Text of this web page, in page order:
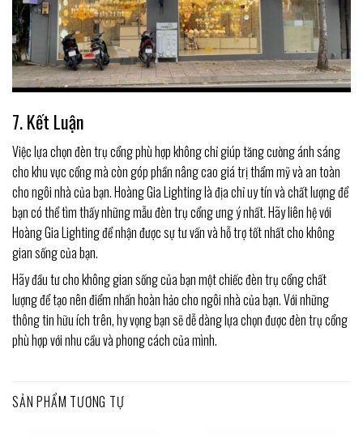
7. Kết Luận
Việc lựa chọn đèn trụ cổng phù hợp không chỉ giúp tăng cường ánh sáng
cho khu vực cổng mà còn góp phần nâng cao giá trị thẩm mỹ và an toàn
cho ngôi nhà của bạn. Hoàng Gia Lighting là địa chỉ uy tín và chất lượng để
bạn có thể tìm thấy những mẫu đèn trụ cổng ưng ý nhất. Hãy liên hệ với
Hoàng Gia Lighting để nhận được sự tư vấn và hỗ trợ tốt nhất cho không
gian sống của bạn.
Hãy đầu tư cho không gian sống của bạn một chiếc đèn trụ cổng chất
lượng để tạo nên điểm nhấn hoàn hảo cho ngôi nhà của bạn. Với những
thông tin hữu ích trên, hy vọng bạn sẽ dễ dàng lựa chọn được đèn trụ cổng
phù hợp với nhu cầu và phong cách của mình.
SẢN PHẨM TƯƠNG TỰ